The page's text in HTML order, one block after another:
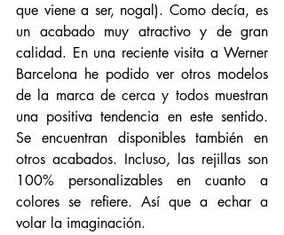
que viene a ser, nogal). Como decía, es
un acabado muy atractivo y de gran
calidad. En una reciente visita a Werner
Barcelona he podido ver otros modelos
de la marca de cerca y todos muestran
una positiva tendencia en este sentido.
Se encuentran disponibles también en
otros acabados. Incluso, las rejillas son
100% personalizables en cuanto a
colores se refiere. Así que a echar a
volar la imaginación.